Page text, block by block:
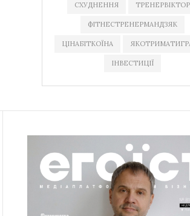
СХУДНЕННЯ ТРЕНЕРВІКТОР
ФІТНЕСТРЕНЕРМАНДЗЯК
ЦІНАБІТКОЇНА
ІНВЕСТИЦІЇ